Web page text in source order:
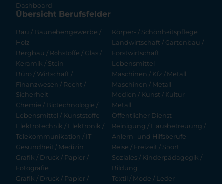
Dashboard
Übersicht Berufsfelder
Bau / Baunebengewerbe /
Holz
Bergbau / Rohstoffe / Glas /
Keramik / Stein
Büro / Wirtschaft /
Finanzwesen / Recht /
Sicherheit
Chemie / Biotechnologie /
Lebensmittel / Kunststoffe
Elektrotechnik / Elektronik /
Telekommunikation / IT
Gesundheit / Medizin
Grafik / Druck / Papier /
Fotografie
Grafik / Druck / Papier /
Körper- / Schönheitspflege
Landwirtschaft / Gartenbau /
Forstwirtschaft
Lebensmittel
Maschinen / Kfz / Metall
Maschinen / Metall
Medien / Kunst / Kultur
Metall
Öffentlicher Dienst
Reinigung / Hausbetreuung /
Anlern- und Hilfsberufe
Reise / Freizeit / Sport
Soziales / Kinderpädagogik /
Bildung
Textil / Mode / Leder